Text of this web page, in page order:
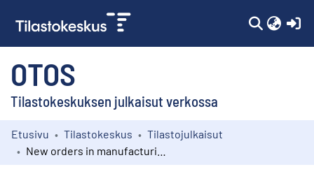
OTOS
Tilastokeskuksen julkaisut verkossa
Kokoelmat
Etusivu Tilastokeskus
Tilastojulkaisut